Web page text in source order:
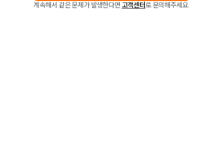
계속해서 같은 문제가 발생한다면 고객센터로 문의해주세요.